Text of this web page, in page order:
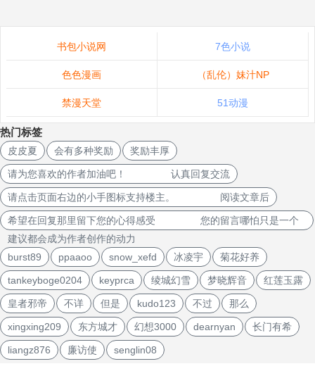
书包小说网 7色小说
色色漫画 （乱伦）妹汁NP
禁漫天堂 51动漫
热门标签
皮皮夏 会有多种奖励 奖励丰厚
请为您喜欢的作者加油吧！ 认真回复交流
请点击页面右边的小手图标支持楼主。 阅读文章后
希望在回复那里留下您的心得感受 您的留言哪怕只是一个
建议都会成为作者创作的动力
burst89
ppaaoo snow_xefd 冰凌宇 菊花好养
tankeyboge0204 keyprca 绫城幻雪 梦晓辉音 红莲玉露
皇者邪帝 不详 但是 kudo123 不过 那么
xingxing209 东方城才 幻想3000 dearnyan 长门有希
liangz876 廉访使 senglin08